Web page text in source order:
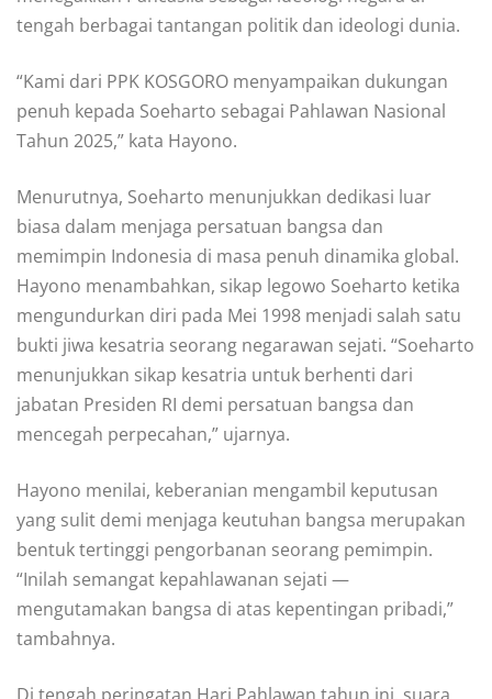
tengah berbagai tantangan politik dan ideologi dunia.
“Kami dari PPK KOSGORO menyampaikan dukungan
penuh kepada Soeharto sebagai Pahlawan Nasional
Tahun 2025,” kata Hayono.
Menurutnya, Soeharto menunjukkan dedikasi luar
biasa dalam menjaga persatuan bangsa dan
memimpin Indonesia di masa penuh dinamika global.
Hayono menambahkan, sikap legowo Soeharto ketika
mengundurkan diri pada Mei 1998 menjadi salah satu
bukti jiwa kesatria seorang negarawan sejati. “Soeharto
menunjukkan sikap kesatria untuk berhenti dari
jabatan Presiden RI demi persatuan bangsa dan
mencegah perpecahan,” ujarnya.
Hayono menilai, keberanian mengambil keputusan
yang sulit demi menjaga keutuhan bangsa merupakan
bentuk tertinggi pengorbanan seorang pemimpin.
“Inilah semangat kepahlawanan sejati —
mengutamakan bangsa di atas kepentingan pribadi,”
tambahnya.